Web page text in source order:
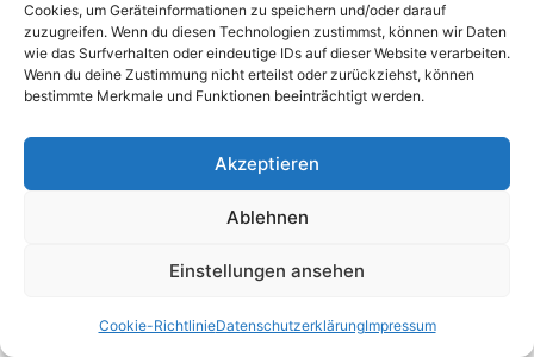
Cookies, um Geräteinformationen zu speichern und/oder darauf
zuzugreifen. Wenn du diesen Technologien zustimmst, können wir Daten
wie das Surfverhalten oder eindeutige IDs auf dieser Website verarbeiten.
Wenn du deine Zustimmung nicht erteilst oder zurückziehst, können
bestimmte Merkmale und Funktionen beeinträchtigt werden.
Akzeptieren
Ablehnen
Einstellungen ansehen
Cookie-RichtlinieDatenschutzerklärungImpressum
Matlab-Expo:All Presentations(please select
the Mechlab-Presentation)